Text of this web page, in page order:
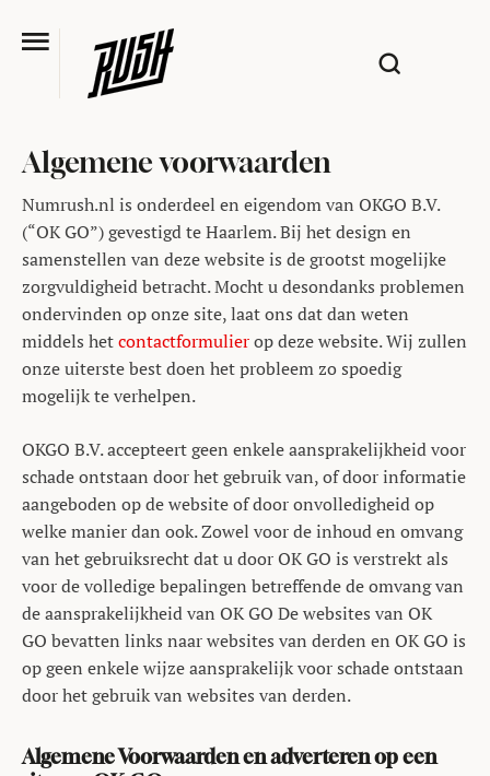
Algemene voorwaarden
Numrush.nl is onderdeel en eigendom van OKGO B.V.
(“OK GO”) gevestigd te Haarlem. Bij het design en
samenstellen van deze website is de grootst mogelijke
zorgvuldigheid betracht. Mocht u desondanks problemen
ondervinden op onze site, laat ons dat dan weten
middels hetcontactformulierop deze website. Wij zullen
onze uiterste best doen het probleem zo spoedig
mogelijk te verhelpen.
OKGO B.V. accepteert geen enkele aansprakelijkheid voor
schade ontstaan door het gebruik van, of door informatie
aangeboden op de website of door onvolledigheid op
welke manier dan ook. Zowel voor de inhoud en omvang
van het gebruiksrecht dat u door OK GO is verstrekt als
voor de volledige bepalingen betreffende de omvang van
de aansprakelijkheid van OK GO De websites van OK
GO bevatten links naar websites van derden en OK GO is
op geen enkele wijze aansprakelijk voor schade ontstaan
door het gebruik van websites van derden.
Algemene Voorwaarden en adverteren op een